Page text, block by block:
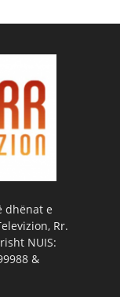
dhënat e
Rr.
NUIS:
&